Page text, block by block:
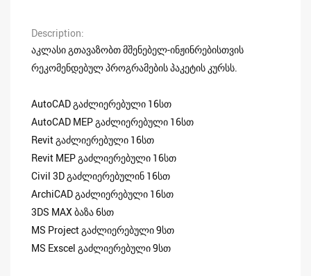
Description
აკლასი გთავაზობთ მშენებელ-ინჟინრებისთვის
რეკომენდებულ პროგრამების პაკეტის კურსს.
AutoCAD გაძლიერებული 16სთ
AutoCAD MEP გაძლიერებული 16სთ
Revit გაძლიერებული 16სთ
Revit MEP გაძლიერებული 16სთ
Civil 3D გაძლიერებულინ 16სთ
ArchiCAD გაძლიერებული 16სთ
3DS MAX ბაზა 6სთ
MS Project გაძლიერებული 9სთ
MS Exscel გაძლიერებული 9სთ